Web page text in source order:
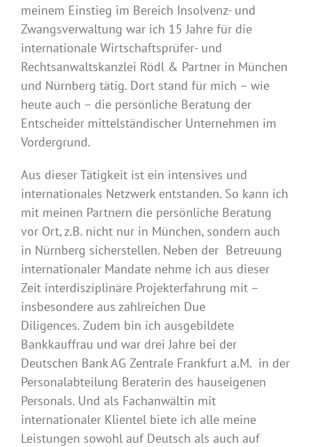
meinem Einstieg im Bereich Insolvenz- und
Zwangsverwaltung war ich 15 Jahre für die
internationale Wirtschaftsprüfer- und
Rechtsanwaltskanzlei Rödl & Partner in München
und Nürnberg tätig. Dort stand für mich – wie
heute auch – die persönliche Beratung der
Entscheider mittelständischer Unternehmen im
Vordergrund.
Aus dieser Tätigkeit ist ein intensives und
internationales Netzwerk entstanden. So kann ich
mit meinen Partnern die persönliche Beratung
vor Ort, z.B. nicht nur in München, sondern auch
in Nürnberg sicherstellen. Neben der Betreuung
internationaler Mandate nehme ich aus dieser
Zeit interdisziplinäre Projekterfahrung mit –
insbesondere aus zahlreichen Due
Diligences. Zudem bin ich ausgebildete
Bankkauffrau und war drei Jahre bei der
Deutschen Bank AG Zentrale Frankfurt a.M. in der
Personalabteilung Beraterin des hauseigenen
Personals. Und als Fachanwältin mit
internationaler Klientel biete ich alle meine
Leistungen sowohl auf Deutsch als auch auf